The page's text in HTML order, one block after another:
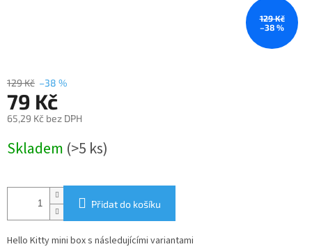
129 Kč
–38 %
129 Kč –38 %
79 Kč
65,29 Kč bez DPH
cena:
Skladem (>5 ks)
Přidat do košíku
Hello Kitty mini box s následujícími variantami